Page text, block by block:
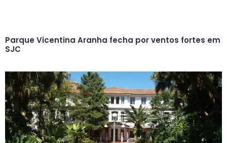
Parque Vicentina Aranha fecha por ventos fortes em
SJC